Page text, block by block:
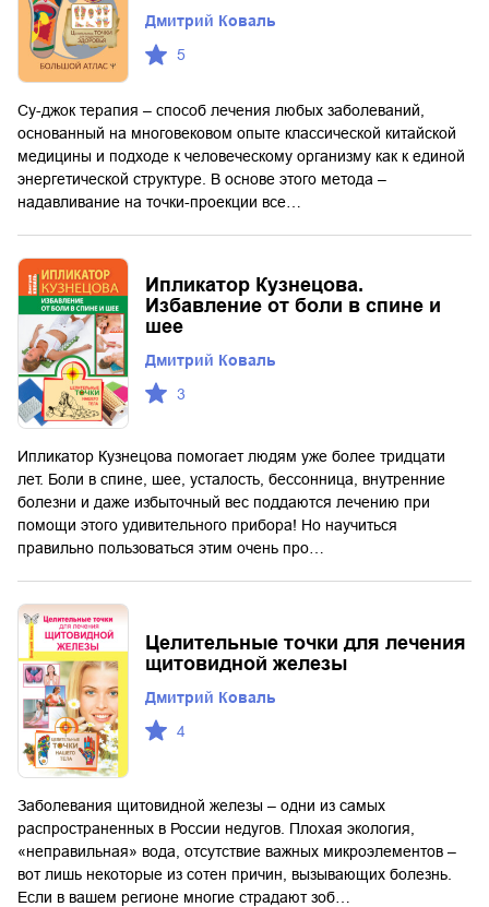
Дмитрий Коваль
5
Су-джок терапия – способ лечения любых заболеваний,
основанный на многовековом опыте классической китайской
медицины и подходе к человеческому организму как к единой
энергетической структуре. В основе этого метода –
надавливание на точки-проекции все…
Ипликатор Кузнецова.
Избавление от боли в спине и
шее
Дмитрий Коваль
3
Ипликатор Кузнецова помогает людям уже более тридцати
лет. Боли в спине, шее, усталость, бессонница, внутренние
болезни и даже избыточный вес поддаются лечению при
помощи этого удивительного прибора! Но научиться
правильно пользоваться этим очень про…
Целительные точки для лечения
щитовидной железы
Дмитрий Коваль
4
Заболевания щитовидной железы – одни из самых
распространенных в России недугов. Плохая экология,
«неправильная» вода, отсутствие важных микроэлементов –
вот лишь некоторые из сотен причин, вызывающих болезнь.
Если в вашем регионе многие страдают зоб…